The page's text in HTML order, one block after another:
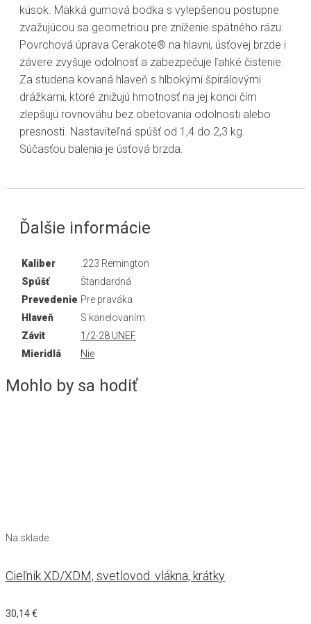
kúsok. Mäkká gumová bodka s vylepšenou postupne
zvažujúcou sa geometriou pre zníženie spätného rázu.
Povrchová úprava Cerakote® na hlavni, úsťovej brzde i
závere zvyšuje odolnosť a zabezpečuje ľahké čistenie.
Za studena kovaná hlaveň s hlbokými špirálovými
drážkami, ktoré znižujú hmotnosť na jej konci čím
zlepšujú rovnováhu bez obetovania odolnosti alebo
presnosti. Nastaviteľná spúšť od 1,4 do 2,3 kg.
Súčasťou balenia je úsťová brzda.
Ďalšie informácie
Kaliber
.223 Remington
Spúšť
Štandardná
Prevedenie Pre praváka
Hlaveň
S kanelovaním
Závit
1/2-28 UNEF
Mieridlá
Nie
Mohlo by sa hodiť
Na sklade
Cieľnik XD/XDM, svetlovod. vlákna, krátky
30,14€